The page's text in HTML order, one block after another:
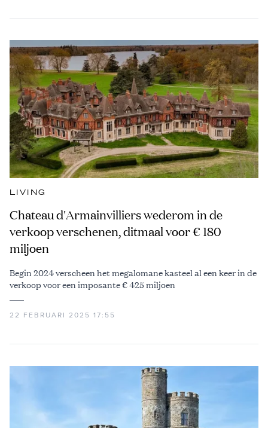
LIVING
Chateau d'Armainvilliers wederom in de
verkoop verschenen, ditmaal voor € 180
miljoen
Begin 2024 verscheen het megalomane kasteel al een keer in de
verkoop voor een imposante € 425 miljoen
22 FEBRUARI 2025 17:55